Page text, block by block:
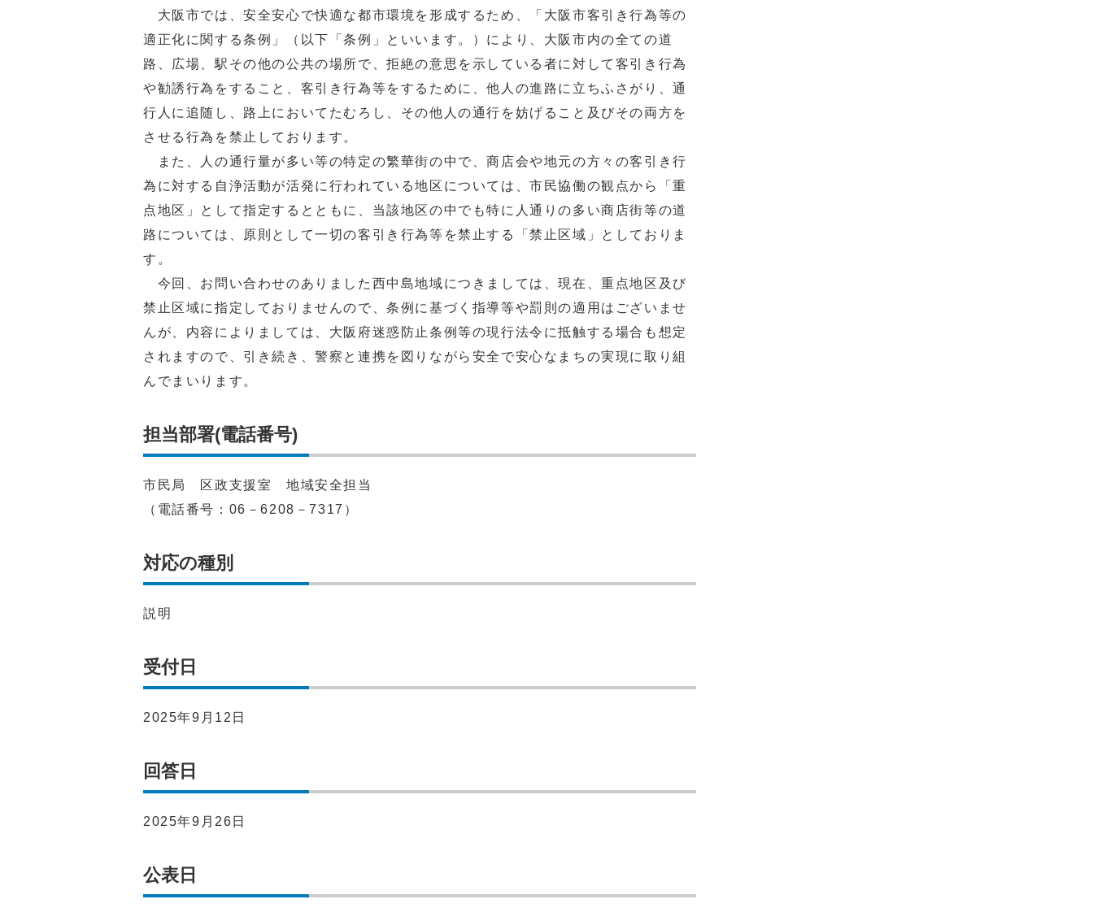
大阪市では、安全安心で快適な都市環境を形成するため、「大阪市客引き行為等の
適正化に関する条例」（以下「条例」といいます。）により、大阪市内の全ての道
路、広場、駅その他の公共の場所で、拒絶の意思を示している者に対して客引き行為
や勧誘行為をすること、客引き行為等をするために、他人の進路に立ちふさがり、通
行人に追随し、路上においてたむろし、その他人の通行を妨げること及びその両方を
させる行為を禁止しております。
また、人の通行量が多い等の特定の繁華街の中で、商店会や地元の方々の客引き行
為に対する自浄活動が活発に行われている地区については、市民協働の観点から「重
点地区」として指定するとともに、当該地区の中でも特に人通りの多い商店街等の道
路については、原則として一切の客引き行為等を禁止する「禁止区域」としておりま
す。
今回、お問い合わせのありました西中島地域につきましては、現在、重点地区及び
禁止区域に指定しておりませんので、条例に基づく指導等や罰則の適用はございませ
んが、内容によりましては、大阪府迷惑防止条例等の現行法令に抵触する場合も想定
されますので、引き続き、警察と連携を図りながら安全で安心なまちの実現に取り組
んでまいります。
担当部署(電話番号)
市民局 区政支援室 地域安全担当
（電話番号：06－6208－7317）
対応の種別
説明
受付日
2025年9月12日
回答日
2025年9月26日
公表日